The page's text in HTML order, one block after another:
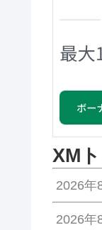
XM
2026年
2026年